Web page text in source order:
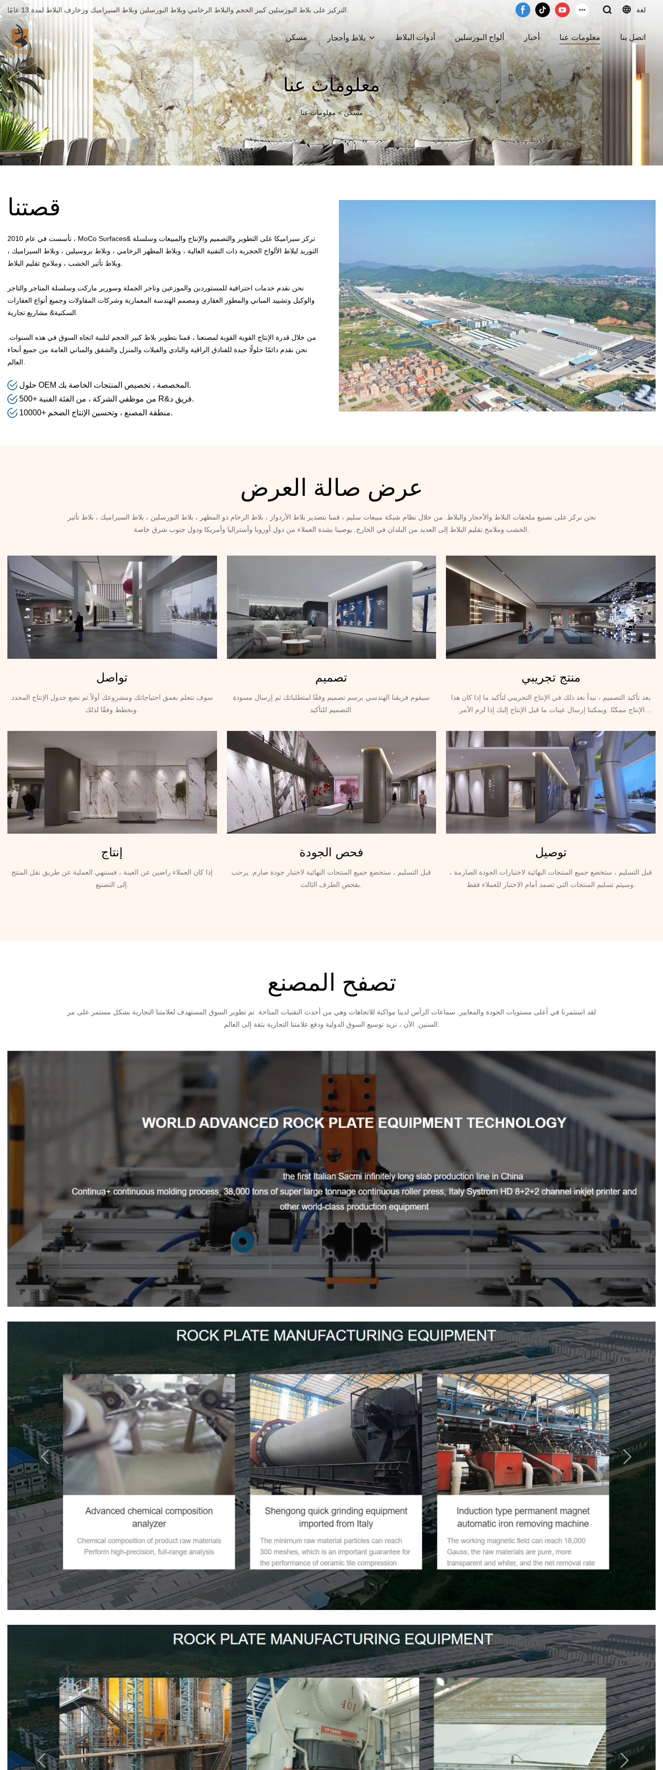
لغة
مسكن بلاط وأحجار أدوات البلاط ألواح البورسلين أخبار معلومات عنا اتصل بنا
معلومات عنا
مسكن > معلومات عنا
قصتنا
تأسست في عام 2010 ، MoCo Surfaces& تركز سيراميكا على التطوير والتصميم والإنتاج والمبيعات وسلسلة
التوريد لبلاط الألواح الحجرية ذات التقنية العالية ، وبلاط المظهر الرخامي ، وبلاط بروسيلين ، وبلاط السيراميك ،
نحن نقدم خدمات احترافية للمستوردين والموزعين وتاجر الجملة وسوربر ماركت وسلسلة المتاجر والتاجر
والوكيل وتشييد المباني والمطور العقاري ومصمم الهندسة المعمارية وشركات المقاولات وجميع أنواع العقارات
من خلال قدرة الإنتاج القوية القوية لمصنعنا ، قمنا بتطوير بلاط كبير الحجم لتلبية اتجاه السوق في هذه السنوات.
نحن نقدم دائمًا حلولًا جيدة للفنادق الراقية والنادي والفيلات والمنزل والشقق والمباني العامة من جميع أنحاء
حلول OEM المخصصة ، تخصيص المنتجات الخاصة بك.
500+ من موظفي الشركة ، من الفئة الفنية R&فريق د.
​​​​​​​ 10000+ منطقة المصنع ، وتحسين الإنتاج الضخم.
عرض صالة العرض
نحن نركز على تصنيع ملحقات البلاط والأحجار والبلاط. من خلال نظام شبكة مبيعات سليم ، قمنا بتصدير بلاط الأردواز ، بلاط الرخام ذو المظهر ، بلاط البورسلين ، بلاط السيراميك ، بلاط تأثير
تواصل
سوف نتعلم بعمق احتياجاتك ومشروعك أولاً ثم نضع جدول الإنتاج المحدد
تصميم
سيقوم فريقنا الهندسي برسم تصميم وفقًا لمتطلباتك ثم إرسال مسودة
منتج تجريبي
بعد تأكيد التصميم ، نبدأ بعد ذلك في الإنتاج التجريبي لتأكيد ما إذا كان هذا
الإنتاج ممكنًا. ويمكننا إرسال عينات ما قبل الإنتاج إليك إذا لزم الأمر.
إنتاج
إذا كان العملاء راضين عن العينة ، فسننهي العملية عن طريق نقل المنتج
إلى التصنيع.
فحص الجودة
قبل التسليم ، ستخضع جميع المنتجات النهائية لاختبار جودة صارم. يرحب
بفحص الطرف الثالث.
توصيل
قبل التسليم ، ستخضع جميع المنتجات النهائية لاختبارات الجودة الصارمة ،
وسيتم تسليم المنتجات التي تصمد أمام الاختبار للعملاء فقط.
تصفح المصنع
لقد استثمرنا في أعلى مستويات الجودة والمعايير. سماعات الرأس لدينا مواكبة للاتجاهات وهي من أحدث التقنيات المتاحة. تم تطوير السوق المستهدف لعلامتنا التجارية بشكل مستمر على مر